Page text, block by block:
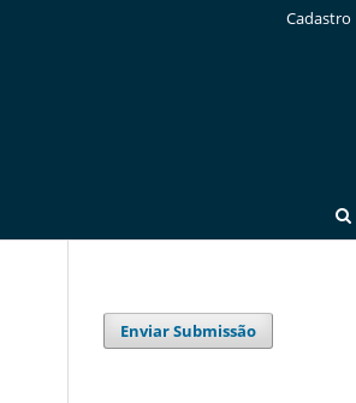
Cadastro
Enviar Submissão